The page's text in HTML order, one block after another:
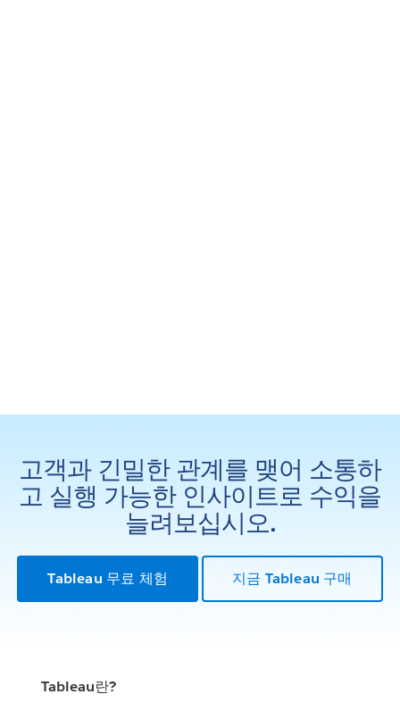
고객과 긴밀한 관계를 맺어 소통하
고 실행 가능한 인사이트로 수익을
늘려보십시오.
Tableau 무료 체험 지금 Tableau 구매
Tableau란?